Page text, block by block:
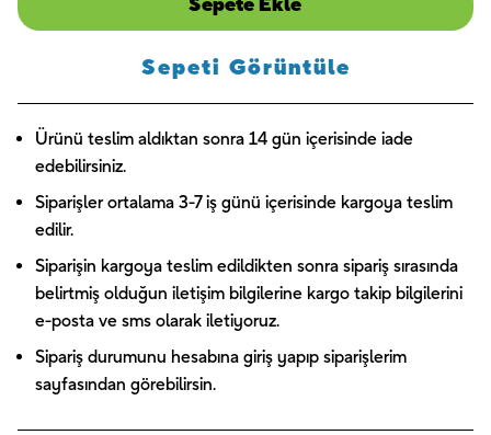
Sepeti Görüntüle
Ürünü teslim aldıktan sonra 14 gün içerisinde iade
edebilirsiniz.
Siparişler ortalama 3-7 iş günü içerisinde kargoya teslim
edilir.
Siparişin kargoya teslim edildikten sonra sipariş sırasında
belirtmiş olduğun iletişim bilgilerine kargo takip bilgilerini
e-posta ve sms olarak iletiyoruz.
Sipariş durumunu hesabına giriş yapıp siparişlerim
sayfasından görebilirsin.